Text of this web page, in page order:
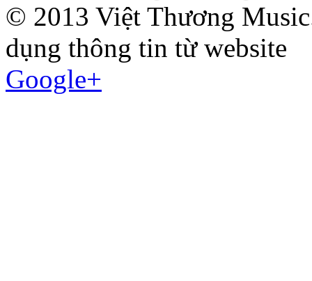
© 2013 Việt Thương
dụng thông tin từ website
Google+